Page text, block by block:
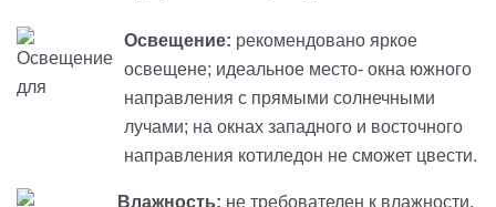
Освещение: рекомендовано яркое
освещене; идеальное место- окна южного
направления с прямыми солнечными
лучами; на окнах западного и восточного
направления котиледон не сможет цвести.
Влажность: не требователен к влажности,